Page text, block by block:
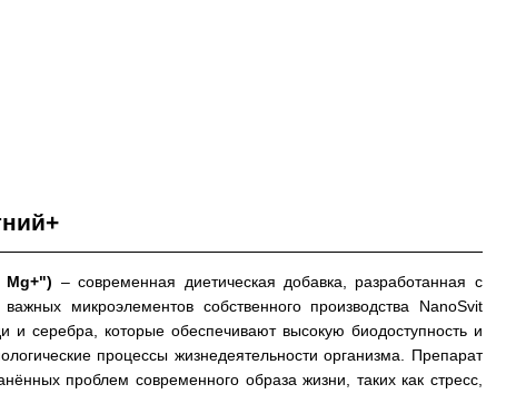
Mg+") – современная диетическая добавка, разработанная с
микроэлементов собственного производства NanoSvit
серебра, которые обеспечивают высокую биодоступность и
процессы жизнедеятельности организма. Препарат
проблем современного образа жизни, таких как стресс,